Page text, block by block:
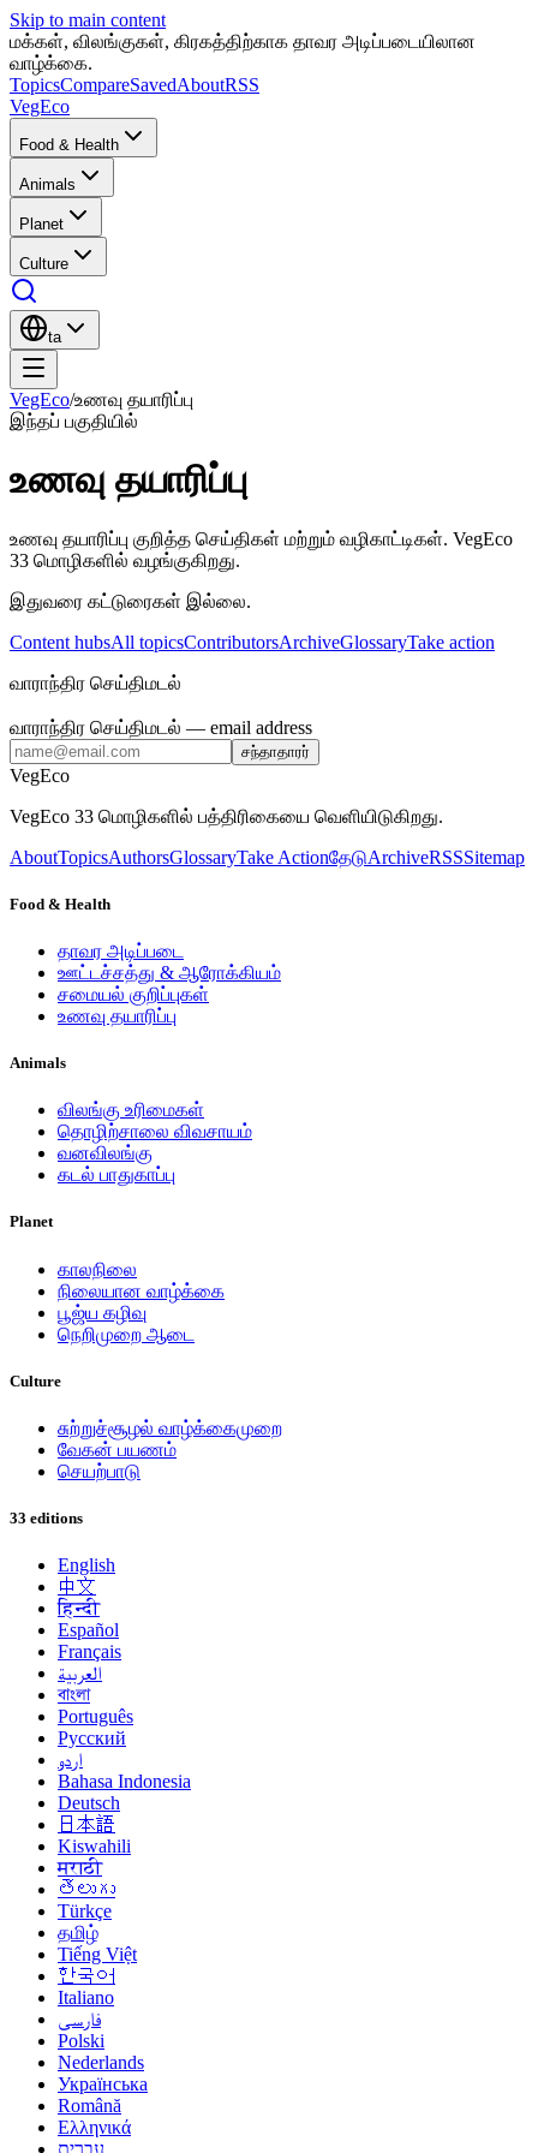
Skip to main content
மக்கள், விலங்குகள், கிரகத்திற்காக தாவர அடிப்படையிலான
வாழ்க்கை.
TopicsCompareSavedAboutRSS
VegEco
Food & Health
Animals
Planet
Culture
ta
VegEco/உணவு தயாரிப்பு
இந்தப் பகுதியில்
உணவு தயாரிப்பு
உணவு தயாரிப்பு குறித்த செய்திகள் மற்றும் வழிகாட்டிகள். VegEco
33 மொழிகளில் வழங்குகிறது.
இதுவரை கட்டுரைகள் இல்லை.
Content hubsAll topicsContributorsArchiveGlossaryTake action
வாராந்திர செய்திமடல்
வாராந்திர செய்திமடல் — email address
சந்தாதாரர்
VegEco
VegEco 33 மொழிகளில் பத்திரிகையை வெளியிடுகிறது.
AboutTopicsAuthorsGlossaryTake ActionதேடுArchiveRSSSitemap
Food & Health
தாவர அடிப்படை
ஊட்டச்சத்து & ஆரோக்கியம்
சமையல் குறிப்புகள்
உணவு தயாரிப்பு
Animals
விலங்கு உரிமைகள்
தொழிற்சாலை விவசாயம்
வனவிலங்கு
கடல் பாதுகாப்பு
Planet
காலநிலை
நிலையான வாழ்க்கை
பூஜ்ய கழிவு
நெறிமுறை ஆடை
Culture
சுற்றுச்சூழல் வாழ்க்கைமுறை
வேகன் பயணம்
செயற்பாடு
33 editions
English
中文
हिन्दी
Español
Français
العربية
বাংলা
Português
Русский
اردو
Bahasa Indonesia
Deutsch
日本語
Kiswahili
मराठी
తెలుగు
Türkçe
தமிழ்
Tiếng Việt
한국어
Italiano
فارسی
Polski
Nederlands
Українська
Română
Ελληνικά